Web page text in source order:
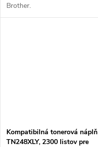
Brother.
Kompatibilná tonerová náplň
TN248XLY, 2300 listov pre